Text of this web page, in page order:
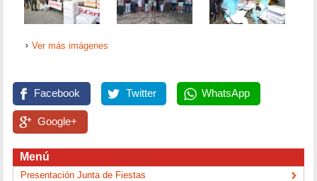
Ver más imágenes
Facebook Twitter WhatsApp
Google+
Menú
Presentación Junta de Fiestas